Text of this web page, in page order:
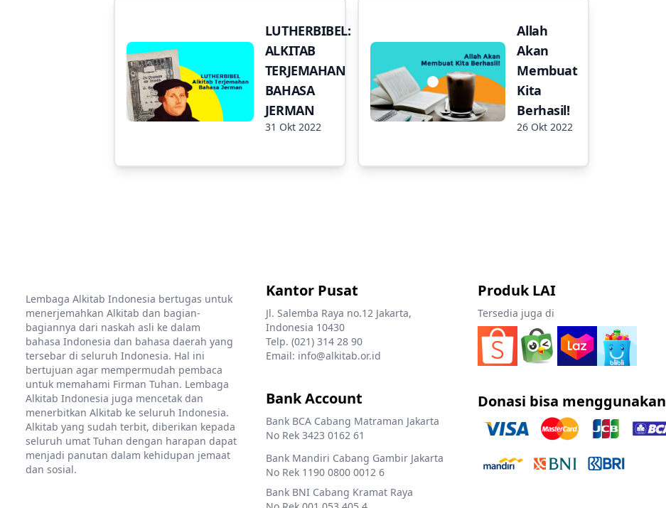
LUTHERBIBEL:
ALKITAB
TERJEMAHAN
BAHASA
JERMAN
31 Okt 2022
Allah
Akan
Membuat
Kita
Berhasil!
26 Okt 2022
Lembaga Alkitab Indonesia bertugas untuk
menerjemahkan Alkitab dan bagian-
bagiannya dari naskah asli ke dalam
bahasa Indonesia dan bahasa daerah yang
tersebar di seluruh Indonesia. Hal ini
bertujuan agar mempermudah pembaca
untuk memahami Firman Tuhan. Lembaga
Alkitab Indonesia juga mencetak dan
menerbitkan Alkitab ke seluruh Indonesia.
Alkitab yang sudah terbit, diberikan kepada
seluruh umat Tuhan dengan harapan dapat
menjadi panutan dalam kehidupan jemaat
dan sosial.
Kantor Pusat
Jl. Salemba Raya no.12 Jakarta,
Indonesia 10430
Telp. (021) 314 28 90
Email: info@alkitab.or.id
Bank Account
Bank BCA Cabang Matraman Jakarta
No Rek 3423 0162 61
Bank Mandiri Cabang Gambir Jakarta
No Rek 1190 0800 0012 6
Bank BNI Cabang Kramat Raya
Produk LAI
Tersedia juga di
Donasi bisa menggunakan